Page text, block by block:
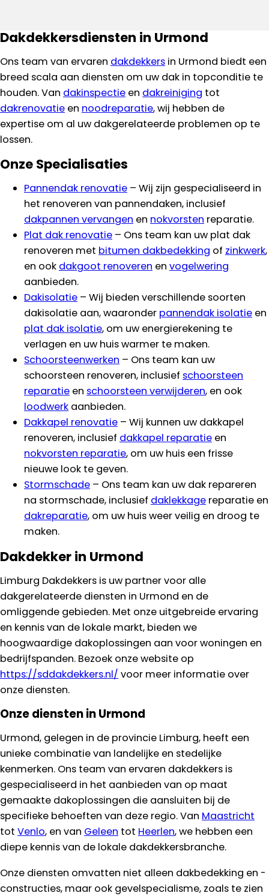
Dakdekkersdiensten in Urmond
Ons team van ervaren dakdekkers in Urmond biedt een
breed scala aan diensten om uw dak in topconditie te
houden. Van dakinspectie en dakreiniging tot
dakrenovatie en noodreparatie, wij hebben de
expertise om al uw dakgerelateerde problemen op te
lossen.
Onze Specialisaties
Pannendak renovatie – Wij zijn gespecialiseerd in
het renoveren van pannendaken, inclusief
dakpannen vervangen en nokvorsten reparatie.
Plat dak renovatie – Ons team kan uw plat dak
renoveren met bitumen dakbedekking of zinkwerk,
en ook dakgoot renoveren en vogelwering
aanbieden.
Dakisolatie – Wij bieden verschillende soorten
dakisolatie aan, waaronder pannendak isolatie en
plat dak isolatie, om uw energierekening te
verlagen en uw huis warmer te maken.
Schoorsteenwerken – Ons team kan uw
schoorsteen renoveren, inclusief schoorsteen
reparatie en schoorsteen verwijderen, en ook
loodwerk aanbieden.
Dakkapel renovatie – Wij kunnen uw dakkapel
renoveren, inclusief dakkapel reparatie en
nokvorsten reparatie, om uw huis een frisse
nieuwe look te geven.
Stormschade – Ons team kan uw dak repareren
na stormschade, inclusief daklekkage reparatie en
dakreparatie, om uw huis weer veilig en droog te
maken.
Dakdekker in Urmond
Limburg Dakdekkers is uw partner voor alle
dakgerelateerde diensten in Urmond en de
omliggende gebieden. Met onze uitgebreide ervaring
en kennis van de lokale markt, bieden we
hoogwaardige dakoplossingen aan voor woningen en
bedrijfspanden. Bezoek onze website op
https://sddakdekkers.nl/ voor meer informatie over
onze diensten.
Onze diensten in Urmond
Urmond, gelegen in de provincie Limburg, heeft een
unieke combinatie van landelijke en stedelijke
kenmerken. Ons team van ervaren dakdekkers is
gespecialiseerd in het aanbieden van op maat
gemaakte dakoplossingen die aansluiten bij de
specifieke behoeften van deze regio. Van Maastricht
tot Venlo, en van Geleen tot Heerlen, we hebben een
diepe kennis van de lokale dakdekkersbranche.
Onze diensten omvatten niet alleen dakbedekking en -
constructies, maar ook gevelspecialisme, zoals te zien